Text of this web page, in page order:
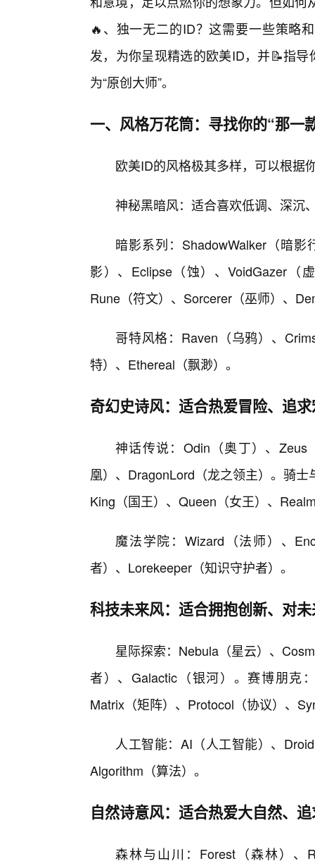
🔥、独一无二的ID？这需要一些策略
发，为你呈现精选的欧美ID，并📝指
为“原创大师”。
一、风格万花筒：寻找你的“那一
欧美ID的风格极其多样，可以根据
神秘黑暗风：适合喜欢低调、深沉
暗影系列：ShadowWalker（暗
影）、Eclipse（蚀）、VoidGazer（
Rune（符文）、Sorcerer（巫师）、
哥特风格：Raven（乌鸦）、
特）、Ethereal（飘渺）。
奇幻史诗风：适合热爱冒险、追
神话传说：Odin（奥丁）、Zeus
凰）、DragonLord（龙之领主）。骑
King（国王）、Queen（女王）、
魔法学院：Wizard（法师）、
者）、Lorekeeper（知识守护者）。
科技未来风：适合拥抱创新、对
星际探索：Nebula（星云）、
者）、Galactic（银河）。赛博朋克
Matrix（矩阵）、Protocol（协议）、
人工智能：AI（人工智能）、
Algorithm（算法）。
自然诗意风：适合热爱大自然、
森林与山川：Forest（森林）、